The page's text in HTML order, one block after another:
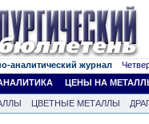
аналитический журнал
ЦЕНЫ НА
ЦВЕТНЫЕ МЕТАЛЛЫ